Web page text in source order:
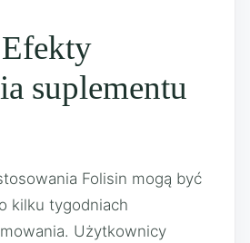
suplementu
Folisin mogą być
kilku tygodniach
Użytkownicy